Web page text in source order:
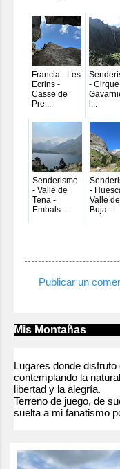
Francia - Les
Ecrins -
Casse de
Pre...
-
l...
Senderismo
- Valle de
Tena -
Embals...
-
Valle de
Buja...
C
m
n
t
a
o
Publicar un
Mis Montañas
Lugares donde
contemplando la
libertad y la alegría.
Terreno de juego, de
suelta a mi fanatismo